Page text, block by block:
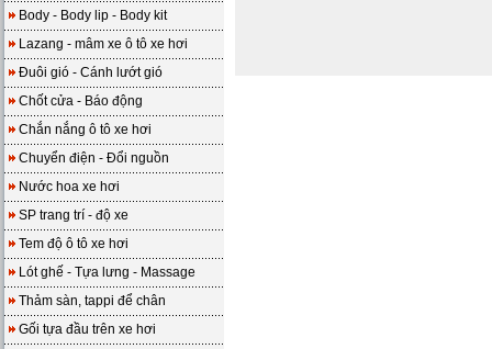
Body - Body lip - Body kit
Lazang - mâm xe ô tô xe hơi
Đuôi gió - Cánh lướt gió
Chốt cửa - Báo động
Chắn nắng ô tô xe hơi
Chuyển điện - Đổi nguồn
Nước hoa xe hơi
SP trang trí - độ xe
Tem độ ô tô xe hơi
Lót ghế - Tựa lưng - Massage
Thảm sàn, tappi để chân
Gối tựa đầu trên xe hơi